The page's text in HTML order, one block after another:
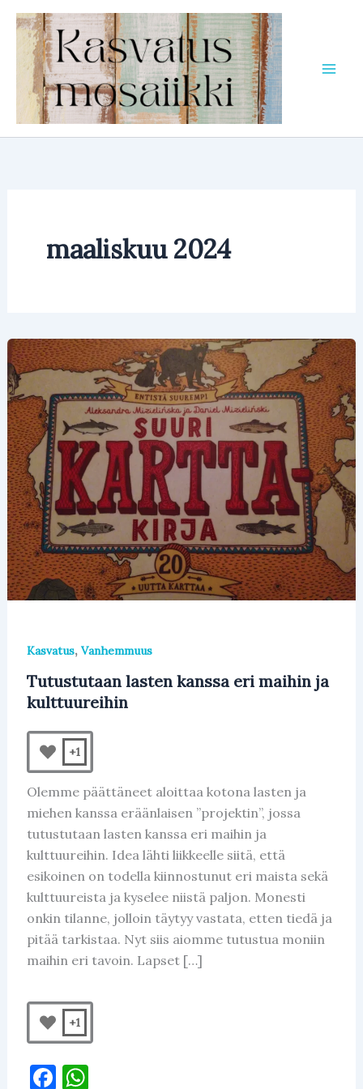
Siirry
sisältöön
maaliskuu 2024
Kasvatus, Vanhemmuus
Tutustutaan lasten kanssa eri maihin ja
kulttuureihin
+1
Olemme päättäneet aloittaa kotona lasten ja
miehen kanssa eräänlaisen ”projektin”, jossa
tutustutaan lasten kanssa eri maihin ja
kulttuureihin. Idea lähti liikkeelle siitä, että
esikoinen on todella kiinnostunut eri maista sekä
kulttuureista ja kyselee niistä paljon. Monesti
onkin tilanne, jolloin täytyy vastata, etten tiedä ja
pitää tarkistaa. Nyt siis aiomme tutustua moniin
maihin eri tavoin. Lapset […]
+1
F W